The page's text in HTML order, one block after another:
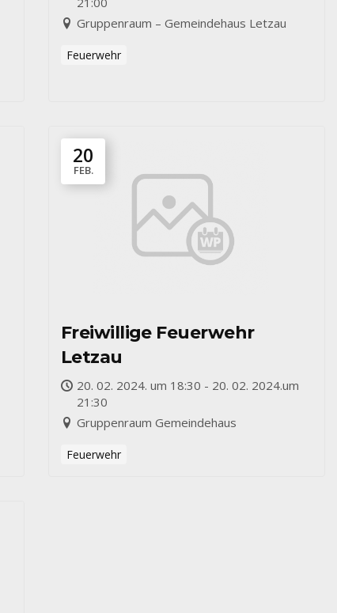
Gruppenraum – Gemeindehaus Letzau
Feuerwehr
20
FEB.
Freiwillige Feuerwehr
Letzau
20. 02. 2024. um 18:30 - 20. 02. 2024.um
21:30
Gruppenraum Gemeindehaus
Feuerwehr